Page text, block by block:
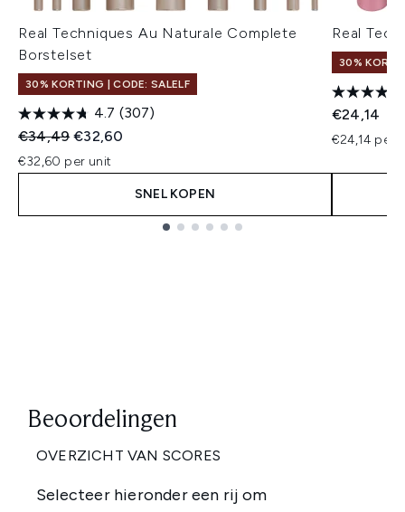
Real Techniques Au Naturale Complete
Borstelset
30% KORTING | CODE: SALELF
4.7 (307)
Recommended Retail Price:
€34,49Huidige prijs:
€32,60
€32,60 per unit
SNEL KOPEN
Real
30%
€24,14
€24,14 per